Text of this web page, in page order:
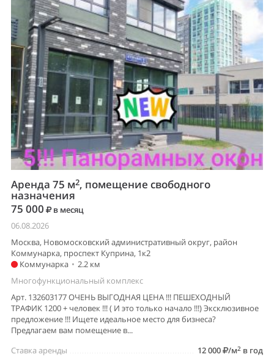
Аренда 75 м2, помещение свободного
назначения
75 000
в месяц
06.08.2026
Москва, Новомосковский административный округ, район
Коммунарка, проспект Куприна, 1к2
Коммунарка • 2.2 км
Многофункциональный комплекс
Арт. 132603177 ОЧЕНЬ ВЫГОДНАЯ ЦЕНА !!! ПЕШЕХОДНЫЙ
ТРАФИК 1200 + человек !!! ( И это только начало !!!) Эксклюзивное
предложение !!! Ищете идеальное место для бизнеса?
Предлагаем вам помещение в...
12 000
/м2 в год
Ставка аренды